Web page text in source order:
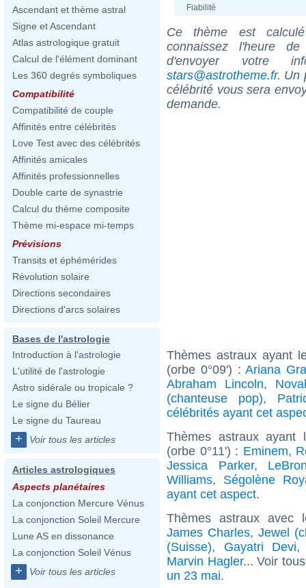
Ascendant et thème astral
Signe et Ascendant
Atlas astrologique gratuit
Calcul de l'élément dominant
Les 360 degrés symboliques
Compatibilité
Compatibilité de couple
Affinités entre célébrités
Love Test avec des célébrités
Affinités amicales
Affinités professionnelles
Double carte de synastrie
Calcul du thème composite
Thème mi-espace mi-temps
Prévisions
Transits et éphémérides
Révolution solaire
Directions secondaires
Directions d'arcs solaires
Bases de l'astrologie
Introduction à l'astrologie
L'utilité de l'astrologie
Astro sidérale ou tropicale ?
Le signe du Bélier
Le signe du Taureau
+ Voir tous les articles
Articles astrologiques
Aspects planétaires
La conjonction Mercure Vénus
La conjonction Soleil Mercure
Lune AS en dissonance
La conjonction Soleil Vénus
+ Voir tous les articles
Fiabilité
Ce thème est
connaissez l'heure
d'envoyer votre
stars@astrotheme.fr. Un
célébrité vous sera
demande.
Thèmes astraux ayant
(orbe 0°09') :Ariana
Abraham Lincoln,
(chanteuse pop),
célébrités ayant cet
Thèmes astraux ayant
(orbe 0°11') : Eminem,
Jessica Parker,
Williams, Ségolène
ayant cet aspect.
Thèmes astraux
James Charles, Jewel
(Suisse), Gayatri Devi
Marvin Hagler... Voir
un 23 mai.